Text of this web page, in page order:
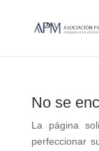
productos
No se
La página
perfeccionar